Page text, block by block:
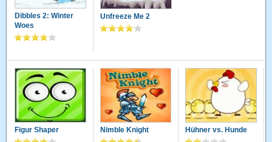
Dibbles 2: Winter
Woes
Unfreeze Me 2
Figur Shaper Nimble Knight Hühner vs. Hunde